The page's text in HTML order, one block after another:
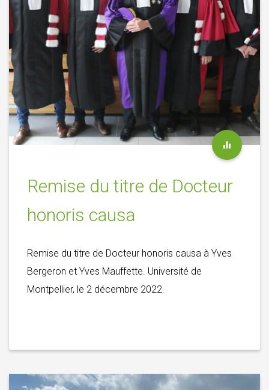
Remise du titre de Docteur
honoris causa
Remise du titre de Docteur honoris causa à Yves
Bergeron et Yves Mauffette. Université de
Montpellier, le 2 décembre 2022.